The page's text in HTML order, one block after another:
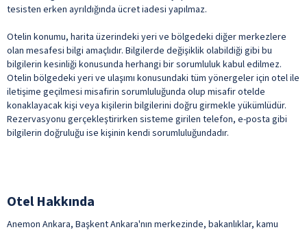
tesisten erken ayrıldığında ücret iadesi yapılmaz.
Otelin konumu, harita üzerindeki yeri ve bölgedeki diğer merkezlere
olan mesafesi bilgi amaçlıdır. Bilgilerde değişiklik olabildiği gibi bu
bilgilerin kesinliği konusunda herhangi bir sorumluluk kabul edilmez.
Otelin bölgedeki yeri ve ulaşımı konusundaki tüm yönergeler için otel ile
iletişime geçilmesi misafirin sorumluluğunda olup misafir otelde
konaklayacak kişi veya kişilerin bilgilerini doğru girmekle yükümlüdür.
Rezervasyonu gerçekleştirirken sisteme girilen telefon, e-posta gibi
bilgilerin doğruluğu ise kişinin kendi sorumluluğundadır.
Otel Hakkında
Anemon Ankara, Başkent Ankara'nın merkezinde, bakanlıklar, kamu